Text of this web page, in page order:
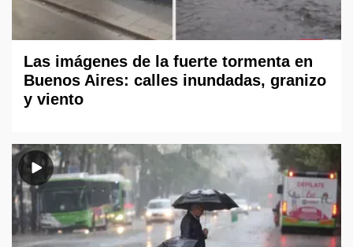
Las imágenes de la fuerte tormenta en
Buenos Aires: calles inundadas, granizo
y viento